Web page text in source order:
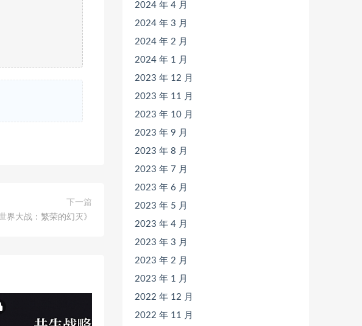
下一篇
界大战：繁荣的幻灭》
2024 年 4 月
2024 年 3 月
2024 年 2 月
2024 年 1 月
2023 年 12 月
2023 年 11 月
2023 年 10 月
2023 年 9 月
2023 年 8 月
2023 年 7 月
2023 年 6 月
2023 年 5 月
2023 年 4 月
2023 年 3 月
2023 年 2 月
2023 年 1 月
2022 年 12 月
2022 年 11 月